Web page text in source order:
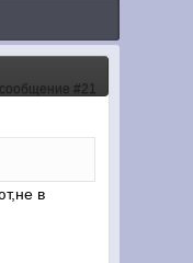
в